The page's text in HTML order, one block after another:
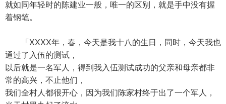
就如同年轻时的陈建业一般，唯一的区别，就是手中没有握
着钢笔。
「XXXX年，春，今天是我十八的生日，同时，今天我也
通过了入伍的测试，
以后就是一名军人，得到我入伍测试成功的父亲和母亲都非
常的高兴，不止他们，
我们全村人都很开心，因为我们陈家村终于出了一个军人，